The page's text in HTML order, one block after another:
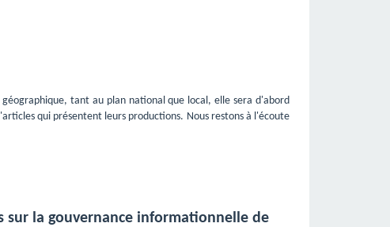
tant au plan national que local, elle sera d'abord
qui présentent leurs productions. Nous restons à l'écoute
la gouvernance informationnelle de